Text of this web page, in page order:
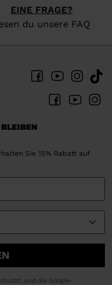
EINE FRAGE?
du unsere FAQ
Sie 15% Rabatt auf
und die Google-